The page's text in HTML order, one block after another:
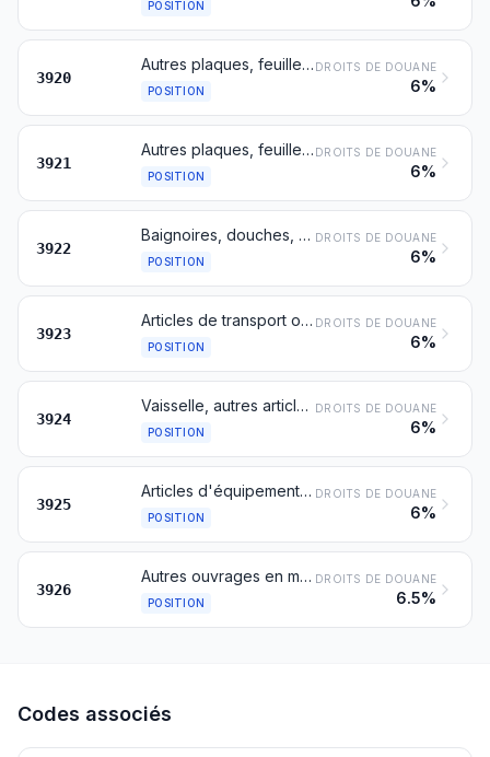
POSITION
3920
Autres plaques, feuilles, pellicules, bandes et lames, en matières plastiques non alvéolaires, non renforcées, ni stratifiées, ni munies d'un support, ni pareillement associées à d'autres matières
POSITION
DROITS DE DOUANE
6%
3921
Autres plaques, feuilles, pellicules, bandes et lames, en matières plastiques
POSITION
DROITS DE DOUANE
6%
3922
Baignoires, douches, éviers, lavabos, bidets, cuvettes d'aisance et leurs sièges et couvercles, réservoirs de chasse et articles similaires pour usages sanitaires ou hygiéniques, en matières plastiques
POSITION
DROITS DE DOUANE
6%
3923
Articles de transport ou d'emballage, en matières plastiques; bouchons, couvercles, capsules et autres dispositifs de fermeture, en matières plastiques
POSITION
DROITS DE DOUANE
6%
3924
Vaisselle, autres articles de ménage ou d'économie domestique et articles d'hygiène ou de toilette, en matières plastiques
POSITION
DROITS DE DOUANE
6%
3925
Articles d'équipement pour la construction, en matières plastiques, non dénommés ni compris ailleurs
POSITION
DROITS DE DOUANE
6%
3926
Autres ouvrages en matières plastiques et ouvrages en autres matières des nos 3901 à 3914
POSITION
DROITS DE DOUANE
6.5%
Codes associés